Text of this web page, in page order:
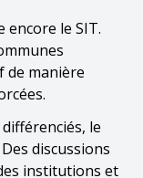
encore le SIT.
de manière
le
discussions
institutions et